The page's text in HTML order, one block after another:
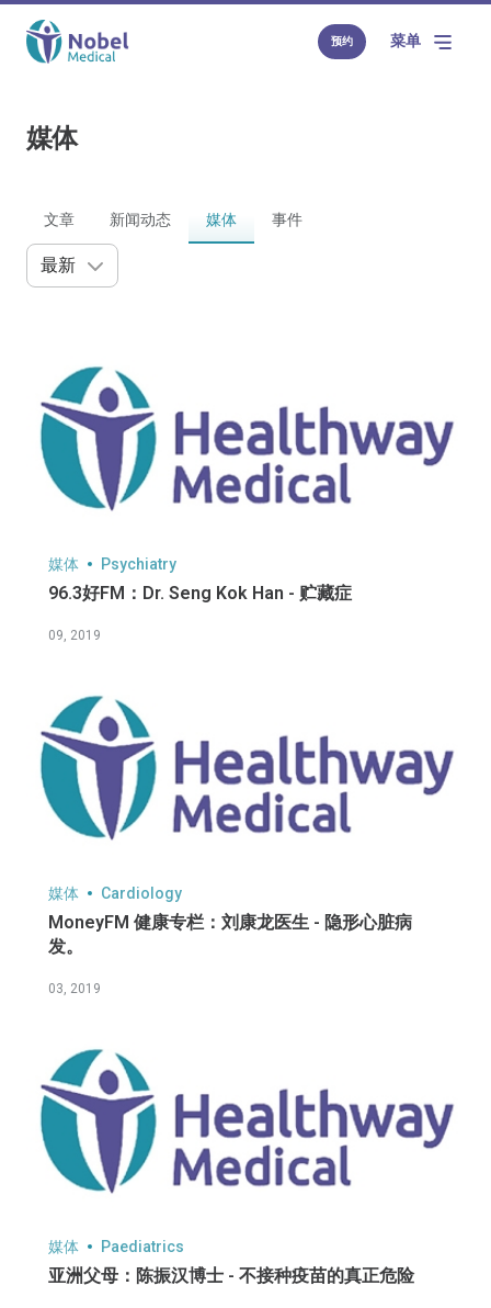
预约 菜单
媒体
文章 新闻动态 媒体 事件
媒体 Psychiatry
96.3好FM：Dr. Seng Kok Han - 贮藏症
09, 2019
媒体 Cardiology
MoneyFM 健康专栏：刘康龙医生 - 隐形心脏病
发。
03, 2019
媒体 Paediatrics
亚洲父母：陈振汉博士 - 不接种疫苗的真正危险